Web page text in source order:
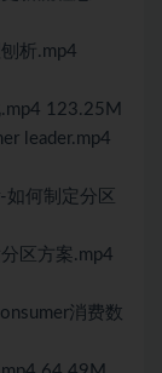
析.mp4
123.25M
leader.mp4
何制定分区
区方案.mp4
消费数